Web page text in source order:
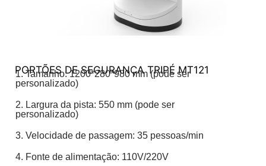
PORTÕES DE SEGURANÇA TRIPÉ MT121
1. Tamanho: 1200*280*980 mm (pode ser
personalizado)
2. Largura da pista: 550 mm (pode ser
personalizado)
3. Velocidade de passagem: 35 pessoas/min
4. Fonte de alimentação: 110V/220V